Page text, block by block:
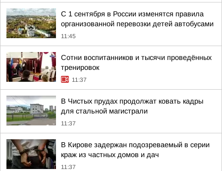
С 1 сентября в России изменятся правила
организованной перевозки детей автобусами
11:45
Сотни воспитанников и тысячи проведённых
тренировок
11:37
В Чистых прудах продолжат ковать кадры
для стальной магистрали
11:37
В Кирове задержан подозреваемый в серии
краж из частных домов и дач
11:37